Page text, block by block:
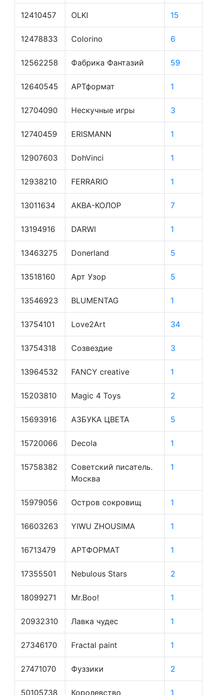
12410457 OLKI 15
12478833 Colorino 6
12562258 Фабрика Фантазий 59
12640545 АРТформат 1
12704090 Нескучные игры 3
12740459 ERISMANN 1
12907603 DohVinci 1
12938210 FERRARIO 1
13011634 АКВА-КОЛОР 7
13194916 DARWI 1
13463275 Donerland 5
13518160 Арт Узор 5
13546923 BLUMENTAG 1
13754101 Love2Art 34
13754318 Созвездие 3
13964532 FANCY creative 1
15203810 Magic 4 Toys 2
15693916 АЗБУКА ЦВЕТА 5
15720066 Decola 1
15758382
Советский писатель.
Москва
1
15979056 Остров сокровищ 1
16603263 YIWU ZHOUSIMA 1
16713479 АРТФОРМАТ 1
17355501 Nebulous Stars 2
18099271 Mr.Boo! 1
20932310 Лавка чудес 1
27346170 Fractal paint 1
27471070 Фуззики 2
50105738 Королевство 1